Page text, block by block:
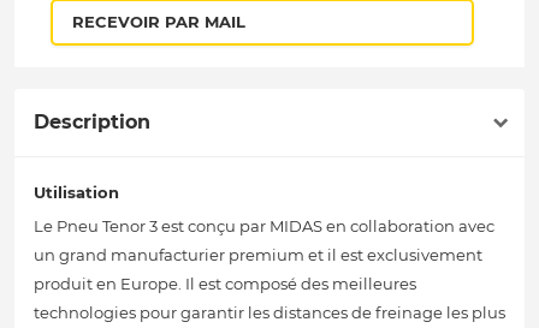
RECEVOIR PAR MAIL
Description
Utilisation
Le Pneu Tenor 3 est conçu par MIDAS en collaboration avec
un grand manufacturier premium et il est exclusivement
produit en Europe. Il est composé des meilleures
technologies pour garantir les distances de freinage les plus